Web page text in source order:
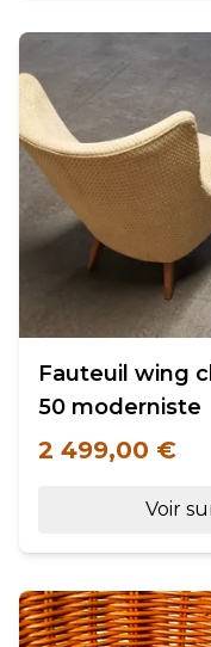
Fauteuil wing
50 moderniste
2 499,00 €
Voir